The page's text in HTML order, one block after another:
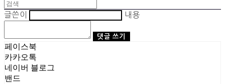
글쓴이 내용
댓글 쓰기
페이스북
카카오톡
네이버 블로그
밴드